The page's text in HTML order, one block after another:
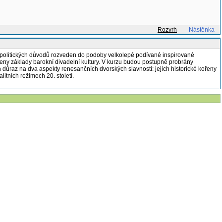
Rozvrh
Nástěnka
důvodů rozveden do podoby velkolepé podívané inspirované
základy barokní divadelní kultury. V kurzu budou postupně probrány
na dva aspekty renesančních dvorských slavností: jejich historické kořeny
režimech 20. století.